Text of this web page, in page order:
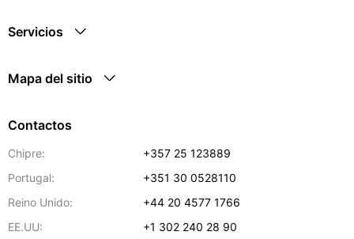
Servicios
Mapa del sitio
Contactos
Chipre:
+357 25 123889
Portugal:
+351 30 0528110
Reino Unido:
+44 20 4577 1766
EE.UU:
+1 302 240 28 90